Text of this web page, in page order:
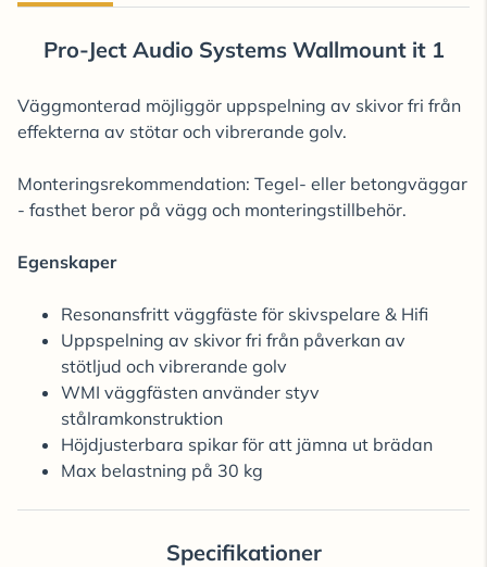
Pro-Ject Audio Systems Wallmount it 1
Väggmonterad möjliggör uppspelning av skivor fri från
effekterna av stötar och vibrerande golv.
Monteringsrekommendation: Tegel- eller betongväggar
- fasthet beror på vägg och monteringstillbehör.
Egenskaper
Resonansfritt väggfäste för skivspelare & Hifi
Uppspelning av skivor fri från påverkan av
stötljud och vibrerande golv
WMI väggfästen använder styv
stålramkonstruktion
Höjdjusterbara spikar för att jämna ut brädan
Max belastning på 30 kg
Specifikationer